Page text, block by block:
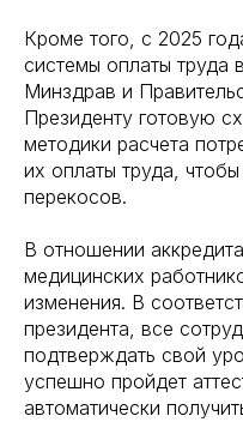
Кроме того, с 2025
системы оплаты труда
Минздрав и
Президенту готовую
методики расчета
их оплаты труда,
перекосов.
В отношении
медицинских
изменения. В
президента, все
подтверждать свой
успешно пройдет
автоматически